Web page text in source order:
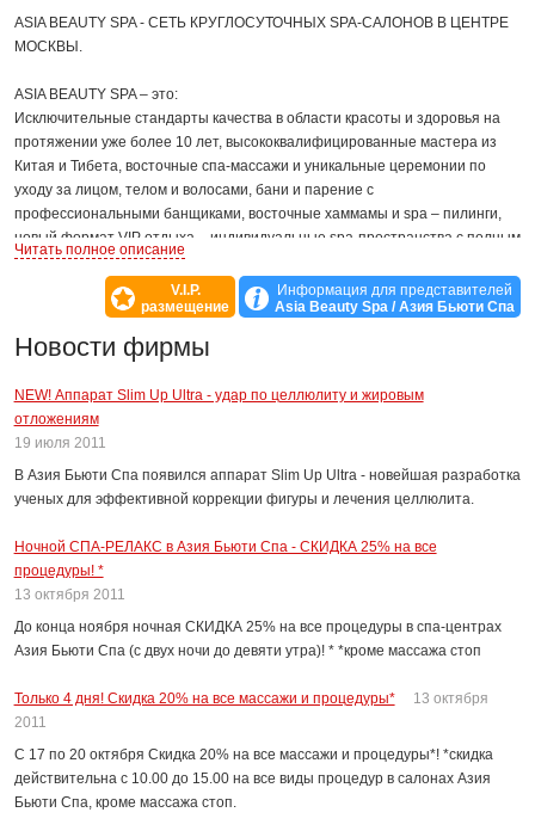
ASIA BEAUTY SPA - СЕТЬ КРУГЛОСУТОЧНЫХ SPA-САЛОНОВ В ЦЕНТРЕ
МОСКВЫ.
ASIA BEAUTY SPA – это:
Исключительные стандарты качества в области красоты и здоровья на
протяжении уже более 10 лет, высококвалифицированные мастера из
Китая и Тибета, восточные спа-массажи и уникальные церемонии по
уходу за лицом, телом и волосами, бани и парение с
профессиональными банщиками, восточные хаммамы и spa – пилинги,
новый формат VIP отдыха – индивидуальные spa-пространства с полным
набором услуг только для Вашего пользования, студия красоты –
маникюр, педикюр, стрижки, укладки, аппаратная косметология ,
эпиляция и лучшие профессиональные марки косметических продуктов.
процентов на спа меню!
Мы гарантируем своим клиентам исключительные стандарты качества в
области красоты и здоровья!
мероприятий - необычные и незабываемые программы DAY SPA, spa-
девичники, корпоративные мероприятия и другие праздники в LUXURY
SPA - индивидуальных спа пространствах.
Все салоны ASIA BEAUTY SPA работают круглосуточно и расположены в
ASIA BEAUTY SPA - Твой персональный остров SPAСЕНИЯ!
Телефон информационной службы: +7 495 787 51 88
Официальный сайт компании: www.ab-spa.ru
Instagram @asiabeautyspa
Читать полное описание
V.I.P.
размещение
Информация для представителей
Asia Beauty Spa / Азия Бьюти Спа
Новости фирмы
NEW! Аппарат Slim Up Ultra - удар по целлюлиту и жировым
отложениям
19 июля 2011
В Азия Бьюти Спа появился аппарат Slim Up Ultra - новейшая разработка
ученых для эффективной коррекции фигуры и лечения целлюлита.
Ночной СПА-РЕЛАКС в Азия Бьюти Спа - СКИДКА 25% на все
процедуры! *
13 октября 2011
До конца ноября ночная СКИДКА 25% на все процедуры в спа-центрах
Азия Бьюти Спа (с двух ночи до девяти утра)! * *кроме массажа стоп
Только 4 дня! Скидка 20% на все массажи и процедуры*
13 октября
2011
С 17 по 20 октября Скидка 20% на все массажи и процедуры*! *скидка
действительна с 10.00 до 15.00 на все виды процедур в салонах Азия
Бьюти Спа, кроме массажа стоп.